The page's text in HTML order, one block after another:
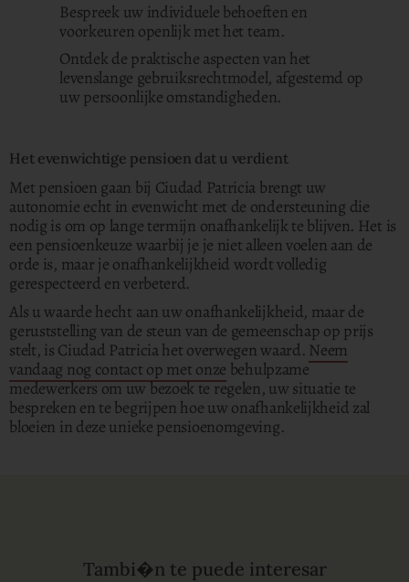
Bespreek uw individuele behoeften en
voorkeuren openlijk met het team.
Ontdek de praktische aspecten van het
levenslange gebruiksrechtmodel, afgestemd op
uw persoonlijke omstandigheden.
Het evenwichtige pensioen dat u verdient
Met pensioen gaan bij Ciudad Patricia brengt uw
autonomie echt in evenwicht met de ondersteuning die
nodig is om op lange termijn onafhankelijk te blijven. Het is
een pensioenkeuze waarbij je je niet alleen voelen aan de
orde is, maar je onafhankelijkheid wordt volledig
gerespecteerd en verbeterd.
Als u waarde hecht aan uw onafhankelijkheid, maar de
geruststelling van de steun van de gemeenschap op prijs
stelt, is Ciudad Patricia het overwegen waard. Neem
vandaag nog contact op met onze behulpzame
medewerkers om uw bezoek te regelen, uw situatie te
bespreken en te begrijpen hoe uw onafhankelijkheid zal
bloeien in deze unieke pensioenomgeving.
Tambi�n te puede interesar